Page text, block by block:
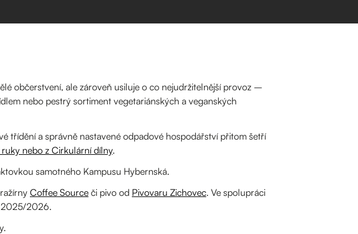
občerstvení, ale zároveň usiluje o co nejudržitelnější provoz –
nebo pestrý sortiment vegetariánských a veganských
třídění a správně nastavené odpadové hospodářství přitom šetří
nebo z Cirkulární dílny.
samotného Kampusu Hybernská.
Coffee Source či pivo od Pivovaru Zichovec. Ve spolupráci
2025/2026.